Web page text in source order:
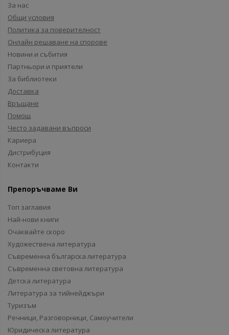
За нас
Общи условия
Политика за поверителност
Онлайн решаване на спорове
Новини и събития
Партньори и приятели
За библиотеки
Доставка
Връщане
Помощ
Често задавани въпроси
Кариера
Дистрибуция
Контакти
Препоръчваме Ви
Топ заглавия
Най-нови книги
Очаквайте скоро
Художествена литература
Съвременна българска литература
Съвременна световна литература
Детска литература
Литература за тийнейджъри
Туризъм
Речници, Разговорници, Самоучители
Юридическа литература